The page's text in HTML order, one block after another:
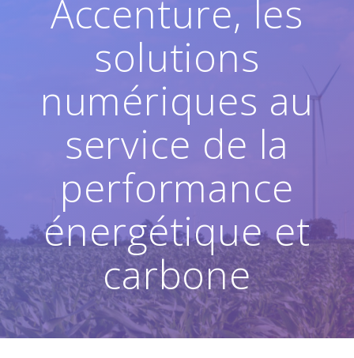
Accenture, les
solutions
numériques au
service de la
performance
énergétique et
carbone